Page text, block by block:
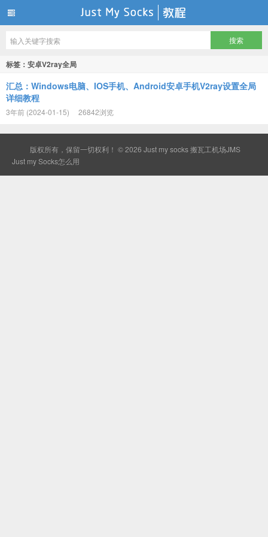
Just my socks 搬瓦工机场JMS
标签：安卓V2ray全局
汇总：Windows电脑、IOS手机、Android安卓手机V2ray设置全局
详细教程
3年前 (2024-01-15) 26842浏览
版权所有，保留一切权利！ © 2026 Just my socks 搬瓦工机场JMS
Just my Socks怎么用